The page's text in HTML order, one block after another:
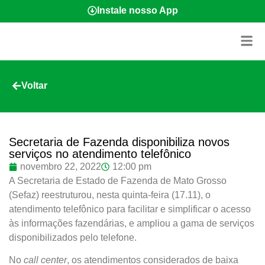
Instale nosso App
Voltar
Secretaria de Fazenda disponibiliza novos
serviços no atendimento telefônico
novembro 22, 2022
12:00 pm
A Secretaria de Estado de Fazenda de Mato Grosso
(Sefaz) reestruturou, nesta quinta-feira (17.11), o
atendimento telefônico para facilitar e simplificar o acesso
às informações fazendárias, e ampliou a gama de serviços
disponibilizados pelo telefone.
No call center, os atendimentos considerados de baixa